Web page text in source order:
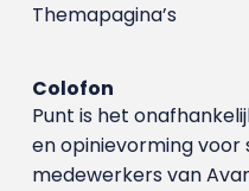
Themapagina’s
Colofon
Punt is het
en opinievorming voor
medewerkers van